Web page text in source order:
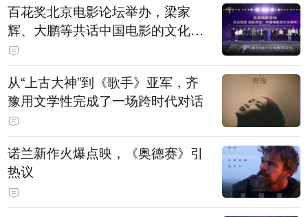
百花奖北京电影论坛举办，梁家
辉、大鹏等共话中国电影的文化建
构
从“上古大神”到《歌手》亚军，齐
豫用文学性完成了一场跨时代对话
诺兰新作火爆点映，《奥德赛》引
热议